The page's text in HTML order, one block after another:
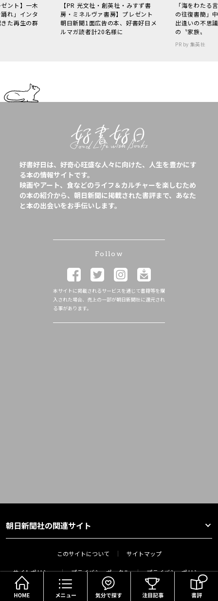
ント】一木
れ」インタ
た再生の群
【PR 光文社・創英社・みすず書
房・ミネルヴァ書房】プレゼント
朝日新聞1面広告の本、好書好日メ
ルマガ読者計20名様に
「海をわた
の往復書簡」
出逢いの不思
の〝家族〟
PR by 集英社
好書好日は、好奇心旺盛な人々に向けた、人生を豊かにす
る本の情報サイトです。
映画やアート、食などのライフ＆カルチャーを楽しむため
の本の紹介から、朝日新聞に掲載された書評まで、あなた
と本の出会いをお手伝いします。
Follow
本サイトに掲載されるサービスを通じて書籍等を購
入された場合、売上の一部が朝日新聞社に還元され
る事があります。
朝日新聞社の関連サイト
このサイトについて サイトマップ
サイトポリシー プライバシーポータル
プライバシーポリシー
利用者情報の外部送信
全サイト利用規約 じんぶん堂利用規約